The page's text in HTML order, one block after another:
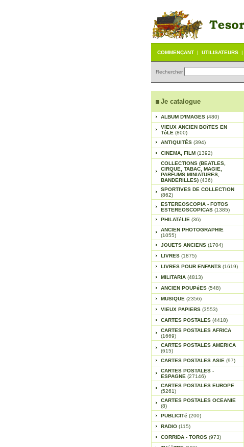
COMMENÇANT | UTILISATEURS |
Rechercher
Je catalogue
ALBUM D'IMAGES (480)
VIEUX ANCIEN BOîTES EN
TôLE (800)
ANTIQUITÉS (394)
CINEMA, FILM (1392)
COLLECTIONS (BEATLES,
CIRQUE, TABAC, MAGIE,
PARFUMS MINIATURES,
BANDERILLES) (436)
SPORTIVES DE COLLECTION
(862)
ESTEREOSCOPIA - FOTOS
ESTEREOSCOPICAS (1385)
PHILATéLIE (36)
ANCIEN PHOTOGRAPHIE
(1055)
JOUETS ANCIENS (1704)
LIVRES (1875)
LIVRES POUR ENFANTS (1619)
MILITARIA (4813)
ANCIEN POUPéES (548)
MUSIQUE (2356)
VIEUX PAPIERS (3553)
CARTES POSTALES (4418)
CARTES POSTALES AFRICA
(1669)
CARTES POSTALES AMERICA
(615)
CARTES POSTALES ASIE (97)
CARTES POSTALES -
ESPAGNE (27146)
CARTES POSTALES EUROPE
(5261)
CARTES POSTALES OCEANIE
(8)
PUBLICITé (200)
RADIO (115)
CORRIDA - TOROS (973)